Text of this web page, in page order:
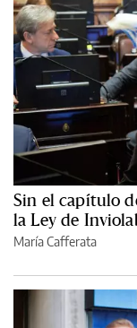
Sin el capítulo
la Ley de
María Cafferata